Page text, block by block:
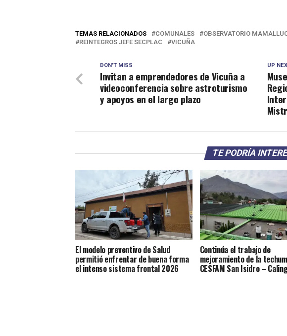
TEMAS RELACIONADOS COMUNALES OBSERVATORIO
REINTEGROS JEFE SECPLAC
VICUÑA
UP
DON'T MISS
Invitan a emprendedores de Vicuña a
videoconferencia sobre astroturismo
y apoyos en el largo plazo
TE PODRÍA
El modelo preventivo de Salud
permitió enfrentar de buena forma
el intenso sistema frontal 2026
Continúa el trabajo de
mejoramiento de la
CESFAM San Isidro –